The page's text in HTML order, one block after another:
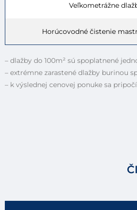
Veľkometrážne
Horúcovodné čistenie
– dlažby do 100m² sú spoplatnené
– extrémne zarastené dlažby burinou
– k výslednej cenovej ponuke sa